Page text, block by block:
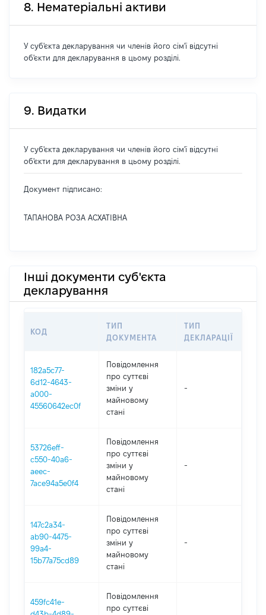
8. Нематеріальні активи
У суб'єкта декларування чи членів його сім'ї відсутні
об'єкти для декларування в цьому розділі.
9. Видатки
У суб'єкта декларування чи членів його сім'ї відсутні
об'єкти для декларування в цьому розділі.
Документ підписано:
ТАПАНОВА РОЗА АСХАТІВНА
Інші документи суб'єкта
декларування
КОД
ТИП
ДОКУМЕНТА
ТИП
ДЕКЛАРАЦІЇ
182a5c77-
6d12-4643-
a000-
45560642ec0f
Повідомлення
про суттєві
зміни y
майновому
стані
-
53726eff-
c550-40a6-
aeec-
7ace94a5e0f4
Повідомлення
про суттєві
зміни y
майновому
стані
-
147c2a34-
ab90-4475-
99a4-
15b77a75cd89
Повідомлення
про суттєві
зміни y
майновому
стані
-
459fc41e-
Повідомлення
про суттєві